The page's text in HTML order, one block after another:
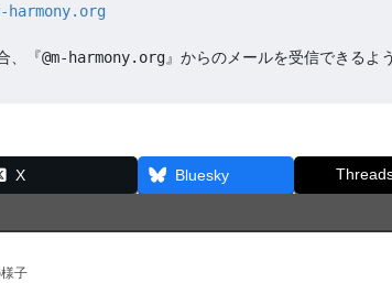
harmony.org
『@m-harmony.org』からのメールを受信できるよ
X Bluesky
子